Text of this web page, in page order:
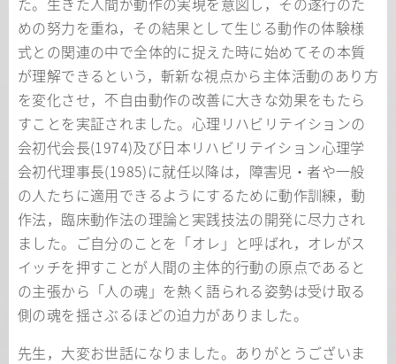
めの努力を重ね，その結果として生じる動作の体験様
式との関連の中で全体的に捉えた時に始めてその本質
が理解できるという，斬新な視点から主体活動のあり方
を変化させ，不自由動作の改善に大きな効果をもたら
すことを実証されました。心理リハビリテイションの
会初代会長(1974)及び日本リハビリテイション心理学
会初代理事長(1985)に就任以降は，障害児・者や一般
の人たちに適用できるようにするために動作訓練，動
作法，臨床動作法の理論と実践技法の開発に尽力され
ました。ご自分のことを「オレ」と呼ばれ，オレがス
イッチを押すことが人間の主体的行動の原点であると
の主張から「人の魂」を熱く語られる姿勢は受け取る
側の魂を揺さぶるほどの迫力がありました。
先生，大変お世話になりました。ありがとうございま